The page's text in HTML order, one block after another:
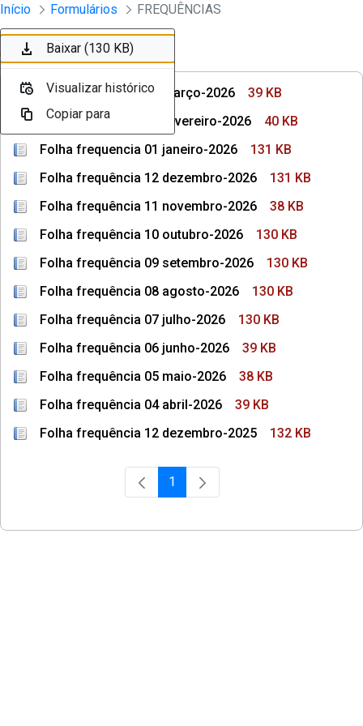
Pular para o Conteúdo principal
Divisão Minima - Escola Superior
Início Formulários FREQUÊNCIAS
Ordenar Filtro
Folha frequência 03 março-2026
39 KB
Folha frequência 02 fevereiro-2026
40 KB
Folha frequencia 01 janeiro-2026
131 KB
Folha frequência 12 dezembro-2026
131 KB
Folha frequência 11 novembro-2026
38 KB
Folha frequência 10 outubro-2026
130 KB
Folha frequência 09 setembro-2026
130 KB
Folha frequência 08 agosto-2026
130 KB
Folha frequência 07 julho-2026
130 KB
Folha frequência 06 junho-2026
39 KB
Folha frequência 05 maio-2026
38 KB
Folha frequência 04 abril-2026
39 KB
Folha frequência 12 dezembro-2025
132 KB
Página
1
Baixar (39 KB)
Visualizar histórico
Copiar para
Baixar (40 KB)
Visualizar histórico
Copiar para
Baixar (131 KB)
Visualizar histórico
Copiar para
Baixar (131 KB)
Visualizar histórico
Copiar para
Baixar (38 KB)
Visualizar histórico
Copiar para
Baixar (130 KB)
Visualizar histórico
Copiar para
Baixar (130 KB)
Visualizar histórico
Copiar para